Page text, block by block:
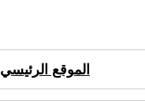
الموقع الرئيسي